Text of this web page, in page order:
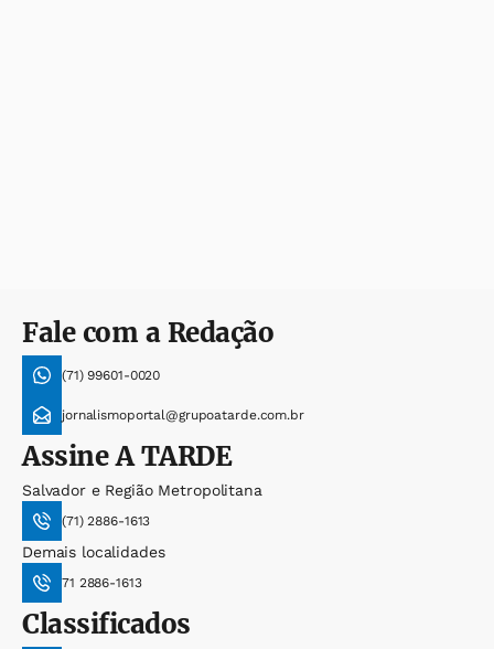
Fale com a Redação
(71) 99601-0020
jornalismoportal@grupoatarde.com.br
AssineA TARDE
Salvador e Região Metropolitana
(71) 2886-1613
Demais localidades
71 2886-1613
Classificados